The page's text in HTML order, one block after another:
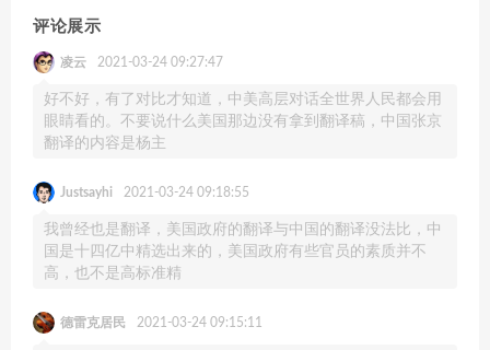
评论展示
凌云 2021-03-24 09:27:47
好不好，有了对比才知道，中美高层对话全世界人民都会用
眼睛看的。不要说什么美国那边没有拿到翻译稿，中国张京
翻译的内容是杨主
Justsayhi 2021-03-24 09:18:55
我曾经也是翻译，美国政府的翻译与中国的翻译没法比，中
国是十四亿中精选出来的，美国政府有些官员的素质并不
高，也不是高标准精
德雷克居民 2021-03-24 09:15:11